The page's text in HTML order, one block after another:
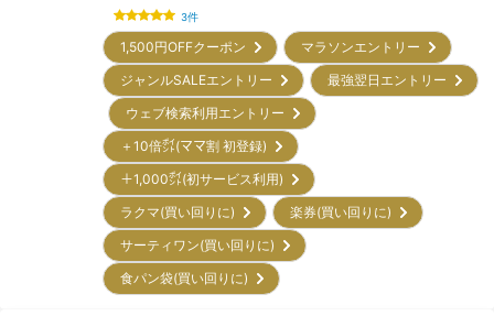
3件
1,500円OFFクーポン
マラソンエントリー
ジャンルSALEエントリー
最強翌日エントリー
ウェブ検索利用エントリー
＋10倍㌽(ママ割 初登録)
＋1,000㌽(初サービス利用)
ラクマ(買い回りに)
楽券(買い回りに)
サーティワン(買い回りに)
食パン袋(買い回りに)